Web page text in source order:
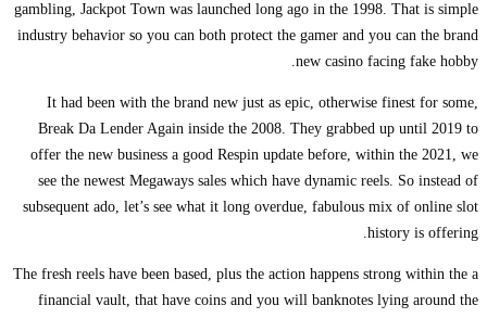
gambling, Jackpot Town was launched long ago in the 1998. That is simple
industry behavior so you can both protect the gamer and you can the brand
new casino facing fake hobby.
It had been with the brand new just as epic, otherwise finest for some,
Break Da Lender Again inside the 2008. They grabbed up until 2019 to
offer the new business a good Respin update before, within the 2021, we
see the newest Megaways sales which have dynamic reels. So instead of
subsequent ado, let’s see what it long overdue, fabulous mix of online slot
history is offering.
The fresh reels have been based, plus the action happens strong within the a
financial vault, that have coins and you will banknotes lying around the